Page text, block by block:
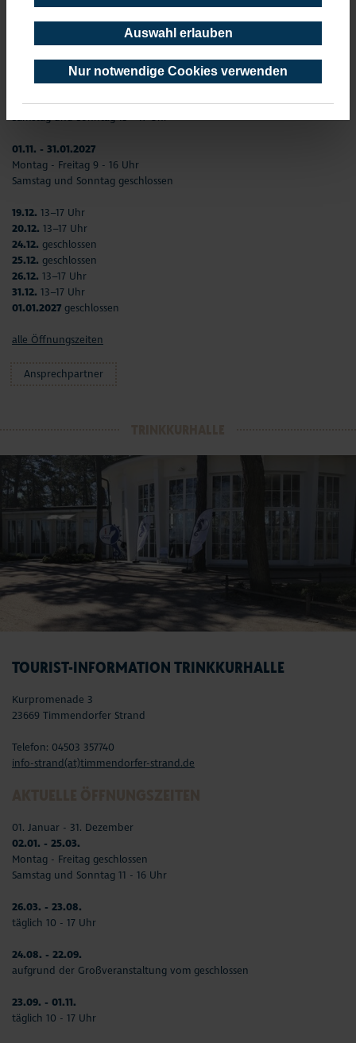
Auswahl erlauben
Nur notwendige Cookies verwenden
03.04. - 23.08.
Montag - Freitag 9–12 Uhr und 13–17 Uhr
23.09. - 31.10.
Montag - Freitag 9–12 Uhr und 13–17 Uhr
Samstag und Sonntag 13 - 17 Uhr
01.11. - 31.01.2027
Montag - Freitag 9 - 16 Uhr
Samstag und Sonntag geschlossen
19.12. 13–17 Uhr
20.12. 13–17 Uhr
24.12. geschlossen
25.12. geschlossen
26.12. 13–17 Uhr
31.12. 13–17 Uhr
01.01.2027 geschlossen
alle Öffnungszeiten
Ansprechpartner
TOURIST-INFORMATION TRINKKURHALLE
Kurpromenade 3
23669 Timmendorfer Strand
Telefon: 04503 357740
info-strand(at)timmendorfer-strand.de
01. Januar - 31. Dezember
02.01. - 25.03.
Montag - Freitag geschlossen
Samstag und Sonntag 11 - 16 Uhr
26.03. - 23.08.
täglich 10 - 17 Uhr
24.08. - 22.09.
aufgrund der Großveranstaltung vom geschlossen
23.09. - 01.11.
täglich 10 - 17 Uhr